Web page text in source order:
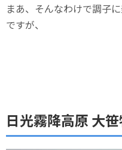
まあ、そんなわけで調子
ですが、
日光霧降高原 大